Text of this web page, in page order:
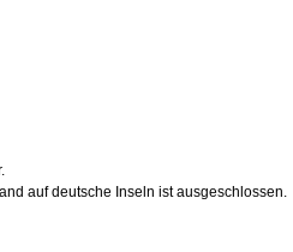
auf deutsche Inseln ist ausgeschlossen.